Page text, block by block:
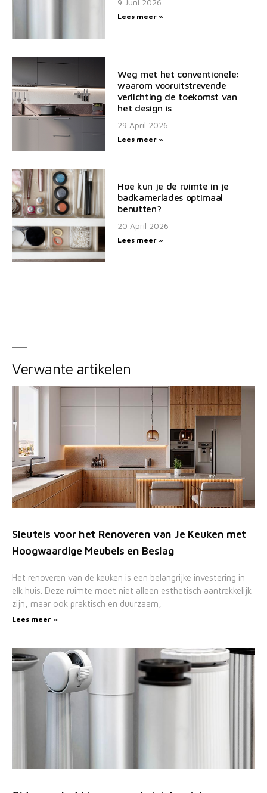
9 Juni 2026
Lees meer »
Weg met het conventionele:
waarom vooruitstrevende
verlichting de toekomst van
het design is
29 April 2026
Lees meer »
Hoe kun je de ruimte in je
badkamerlades optimaal
benutten?
20 April 2026
Lees meer »
Verwante artikelen
Sleutels voor het Renoveren van Je Keuken met
Hoogwaardige Meubels en Beslag
Het renoveren van de keuken is een belangrijke investering in
elk huis. Deze ruimte moet niet alleen esthetisch aantrekkelijk
zijn, maar ook praktisch en duurzaam,
Lees meer »